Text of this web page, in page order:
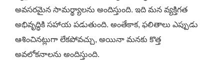
అవసరమైన సామర్థ్యాలను అందిస్తుంది. ఇది మన వ్యక్తిగత
అభివృద్ధికి సహాయ పడుతుంది. అంతేకాక, ఫలితాలు ఎప్పుడు
ఆశించినట్లుగా లేకపోవచ్చు, అయినా మనకు కొత్త
అవలోకనాలను అందిస్తుంది.